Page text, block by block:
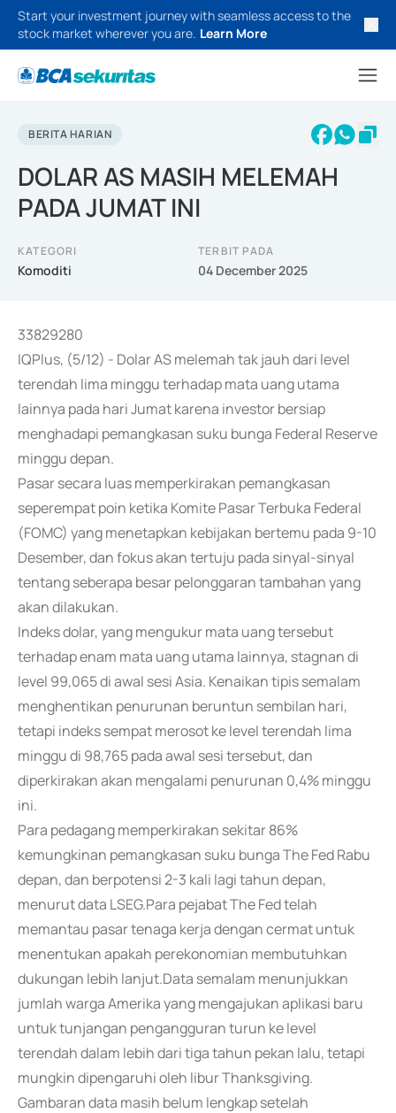
Start your investment journey with seamless access to the
stock market wherever you are. Learn More
BERITA HARIAN
DOLAR AS MASIH MELEMAH
PADA JUMAT INI
KATEGORI
Komoditi
TERBIT PADA
04 December 2025
33829280
IQPlus, (5/12) - Dolar AS melemah tak jauh dari level
terendah lima minggu terhadap mata uang utama
lainnya pada hari Jumat karena investor bersiap
menghadapi pemangkasan suku bunga Federal Reserve
minggu depan.
Pasar secara luas memperkirakan pemangkasan
seperempat poin ketika Komite Pasar Terbuka Federal
(FOMC) yang menetapkan kebijakan bertemu pada 9-10
Desember, dan fokus akan tertuju pada sinyal-sinyal
tentang seberapa besar pelonggaran tambahan yang
akan dilakukan.
Indeks dolar, yang mengukur mata uang tersebut
terhadap enam mata uang utama lainnya, stagnan di
level 99,065 di awal sesi Asia. Kenaikan tipis semalam
menghentikan penurunan beruntun sembilan hari,
tetapi indeks sempat merosot ke level terendah lima
minggu di 98,765 pada awal sesi tersebut, dan
diperkirakan akan mengalami penurunan 0,4% minggu
ini.
Para pedagang memperkirakan sekitar 86%
kemungkinan pemangkasan suku bunga The Fed Rabu
depan, dan berpotensi 2-3 kali lagi tahun depan,
menurut data LSEG.Para pejabat The Fed telah
memantau pasar tenaga kerja dengan cermat untuk
menentukan apakah perekonomian membutuhkan
dukungan lebih lanjut.Data semalam menunjukkan
jumlah warga Amerika yang mengajukan aplikasi baru
untuk tunjangan pengangguran turun ke level
terendah dalam lebih dari tiga tahun pekan lalu, tetapi
mungkin dipengaruhi oleh libur Thanksgiving.
Gambaran data masih belum lengkap setelah